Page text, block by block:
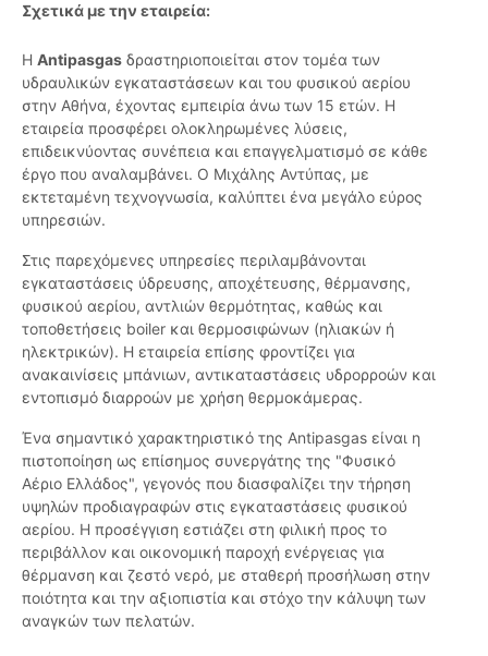
Σχετικά με την εταιρεία:
Η Antipasgas δραστηριοποιείται στον τομέα των
υδραυλικών εγκαταστάσεων και του φυσικού αερίου
στην Αθήνα, έχοντας εμπειρία άνω των 15 ετών. Η
εταιρεία προσφέρει ολοκληρωμένες λύσεις,
επιδεικνύοντας συνέπεια και επαγγελματισμό σε κάθε
έργο που αναλαμβάνει. Ο Μιχάλης Αντύπας, με
εκτεταμένη τεχνογνωσία, καλύπτει ένα μεγάλο εύρος
υπηρεσιών.
Στις παρεχόμενες υπηρεσίες περιλαμβάνονται
εγκαταστάσεις ύδρευσης, αποχέτευσης, θέρμανσης,
φυσικού αερίου, αντλιών θερμότητας, καθώς και
τοποθετήσεις boiler και θερμοσιφώνων (ηλιακών ή
ηλεκτρικών). Η εταιρεία επίσης φροντίζει για
ανακαινίσεις μπάνιων, αντικαταστάσεις υδρορροών και
εντοπισμό διαρροών με χρήση θερμοκάμερας.
Ένα σημαντικό χαρακτηριστικό της Antipasgas είναι η
πιστοποίηση ως επίσημος συνεργάτης της "Φυσικό
Αέριο Ελλάδος", γεγονός που διασφαλίζει την τήρηση
υψηλών προδιαγραφών στις εγκαταστάσεις φυσικού
αερίου. Η προσέγγιση εστιάζει στη φιλική προς το
περιβάλλον και οικονομική παροχή ενέργειας για
θέρμανση και ζεστό νερό, με σταθερή προσήλωση στην
ποιότητα και την αξιοπιστία και στόχο την κάλυψη των
αναγκών των πελατών.